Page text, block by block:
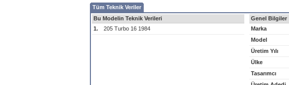
Tüm Teknik Veriler
Bu Modelin Teknik Verileri
1.
205 Turbo 16 1984
Genel Bilgiler
Marka
Model
Üretim Yılı
Ülke
Tasarımcı